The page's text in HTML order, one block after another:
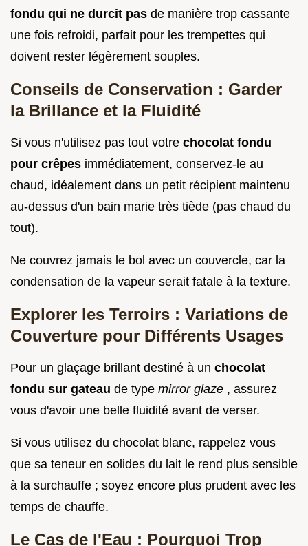
fondu qui ne durcit pas de manière trop cassante
une fois refroidi, parfait pour les trempettes qui
doivent rester légèrement souples.
Conseils de Conservation : Garder
la Brillance et la Fluidité
Si vous n'utilisez pas tout votre chocolat fondu
pour crêpes immédiatement, conservez-le au
chaud, idéalement dans un petit récipient maintenu
au-dessus d'un bain marie très tiède (pas chaud du
tout).
Ne couvrez jamais le bol avec un couvercle, car la
condensation de la vapeur serait fatale à la texture.
Explorer les Terroirs : Variations de
Couverture pour Différents Usages
Pour un glaçage brillant destiné à un chocolat
fondu sur gateau de type mirror glaze , assurez
vous d'avoir une belle fluidité avant de verser.
Si vous utilisez du chocolat blanc, rappelez vous
que sa teneur en solides du lait le rend plus sensible
à la surchauffe ; soyez encore plus prudent avec les
temps de chauffe.
Le Cas de l'Eau : Pourquoi Trop